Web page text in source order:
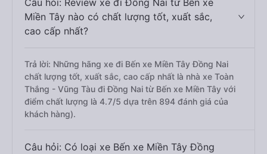
Câu hỏi: Review xe đi Đồng Nai từ Bến xe
Miền Tây nào có chất lượng tốt, xuất sắc,
cao cấp nhất?
Trả lời: Những hãng xe đi Bến xe Miền Tây Đồng Nai
chất lượng tốt, xuất sắc, cao cấp nhất là nhà xe Toàn
Thắng - Vũng Tàu đi Đồng Nai từ Bến xe Miền Tây với
điểm chất lượng là 4.7/5 dựa trên 894 đánh giá của
khách hàng).
Câu hỏi: Có loại xe Bến xe Miền Tây Đồng